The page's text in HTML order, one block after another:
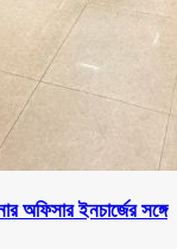
অফিসার ইনচার্জের সঙ্গে